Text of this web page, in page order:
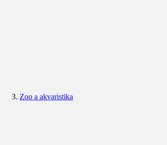
Zoo a akvaristika